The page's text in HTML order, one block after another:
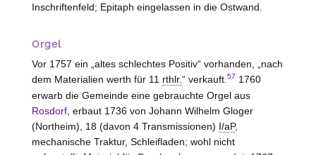
Inschriftenfeld; Epitaph eingelassen in die Ostwand.
Orgel
Vor 1757 ein „altes schlechtes Positiv“ vorhanden, „nach
dem Materialien werth für 11 rthlr.“ verkauft. 57 1760
erwarb die Gemeinde eine gebrauchte Orgel aus
Rosdorf, erbaut 1736 von Johann Wilhelm Gloger
(Northeim), 18 (davon 4 Transmissionen) I/aP,
mechanische Traktur, Schleifladen; wohl nicht